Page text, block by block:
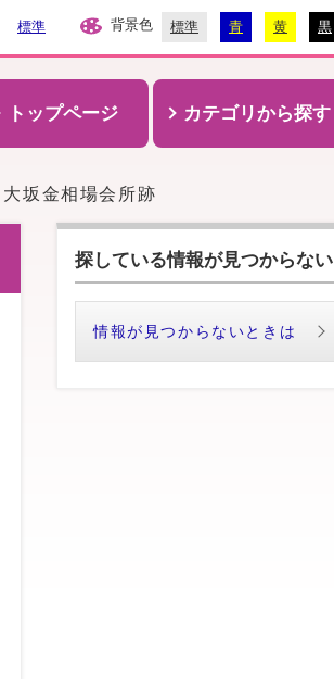
標準 背景色 標準 青 黄 黒
トップページ カテゴリから探す
大坂金相場会所跡
探している情報が見つからない
情報が見つからないときは